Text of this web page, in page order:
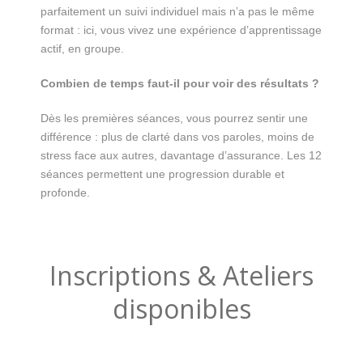
parfaitement un suivi individuel mais n’a pas le même
format : ici, vous vivez une expérience d’apprentissage
actif, en groupe.
Combien de temps faut-il pour voir des résultats ?
Dès les premières séances, vous pourrez sentir une
différence : plus de clarté dans vos paroles, moins de
stress face aux autres, davantage d’assurance. Les 12
séances permettent une progression durable et
profonde.
Inscriptions & Ateliers
disponibles